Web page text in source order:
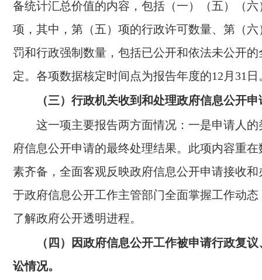
备统计汇总价值的内容，包括（一）（五）（
项，其中，第（五）项的行政许可数量、第（
罚和行政强制数量，包括已公开和依法未公开的
定。各项数据核定时间点为报告年度的12月31日
（三）行政机关收到和处理政府信息公开
这一项主要报告两方面情况：一是申请人
府信息公开申请的最终处理结果。此项内容重
素齐备，全面客观反映政府信息公开申请接收
于政府信息公开工作主管部门全面掌握工作动
了解政府公开透明进程。
（四）因政府信息公开工作被申请行政复
讼情况。